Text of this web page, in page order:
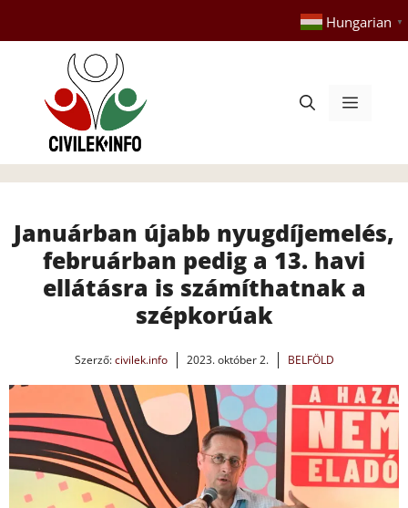
tartalomba
Hungarian ▼
Menü
Januárban újabb nyugdíjemelés,
februárban pedig a 13. havi
ellátásra is számíthatnak a
szépkorúak
Szerző:civilek.info 2023. október 2. BELFÖLD